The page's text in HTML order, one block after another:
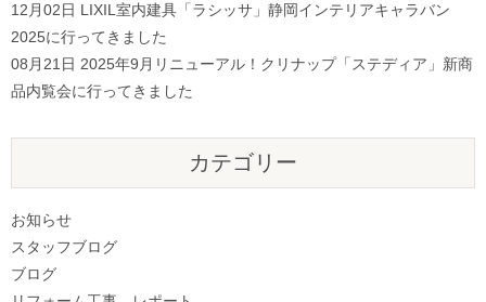
12月02日 LIXIL室内建具「ラシッサ」静岡インテリアキャラバン
2025に行ってきました
08月21日 2025年9月リニューアル！クリナップ「ステディア」新商
品内覧会に行ってきました
カテゴリー
お知らせ
スタッフブログ
ブログ